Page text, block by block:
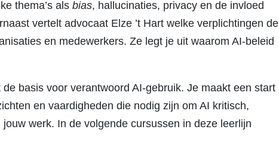
thema’s als bias, hallucinaties, privacy en de invloed
vertelt advocaat Elze ’t Hart welke verplichtingen de
en medewerkers. Ze legt je uit waarom AI-beleid
basis voor verantwoord AI-gebruik. Je maakt een start
en vaardigheden die nodig zijn om AI kritisch,
werk. In de volgende cursussen in deze leerlijn